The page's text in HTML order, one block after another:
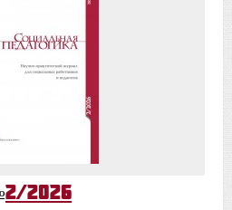
2/2026